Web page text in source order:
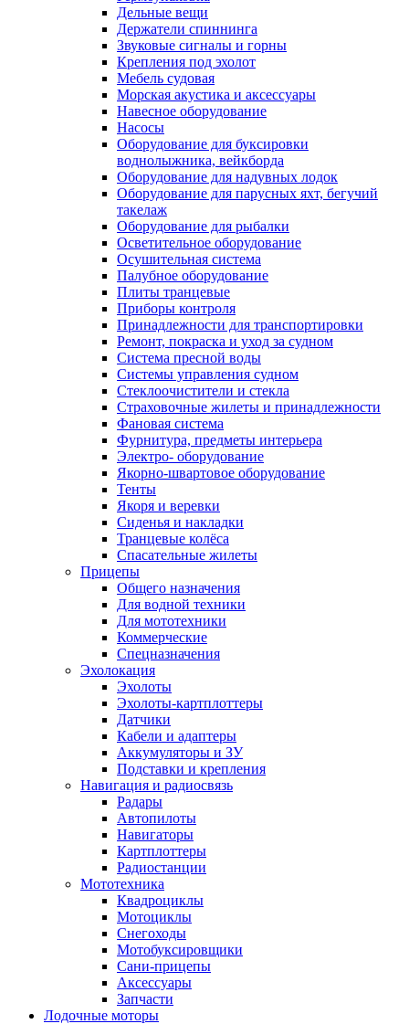
Дельные вещи
Держатели спиннинга
Звуковые сигналы и горны
Крепления под эхолот
Мебель судовая
Морская акустика и аксессуары
Навесное оборудование
Насосы
Оборудование для буксировки
воднолыжника, вейкборда
Оборудование для надувных лодок
Оборудование для парусных яхт, бегучий
такелаж
Оборудование для рыбалки
Осветительное оборудование
Осушительная система
Палубное оборудование
Плиты транцевые
Приборы контроля
Принадлежности для транспортировки
Ремонт, покраска и уход за судном
Система пресной воды
Системы управления судном
Стеклоочистители и стекла
Страховочные жилеты и принадлежности
Фановая система
Фурнитура, предметы интерьера
Электро- оборудование
Якорно-швартовое оборудование
Тенты
Якоря и веревки
Сиденья и накладки
Транцевые колёса
Спасательные жилеты
Прицепы
Общего назначения
Для водной техники
Для мототехники
Коммерческие
Спецназначения
Эхолокация
Эхолоты
Эхолоты-картплоттеры
Датчики
Кабели и адаптеры
Аккумуляторы и ЗУ
Подставки и крепления
Навигация и радиосвязь
Радары
Автопилоты
Навигаторы
Картплоттеры
Радиостанции
Мототехника
Квадроциклы
Мотоциклы
Снегоходы
Мотобуксировщики
Сани-прицепы
Аксессуары
Запчасти
Лодочные моторы